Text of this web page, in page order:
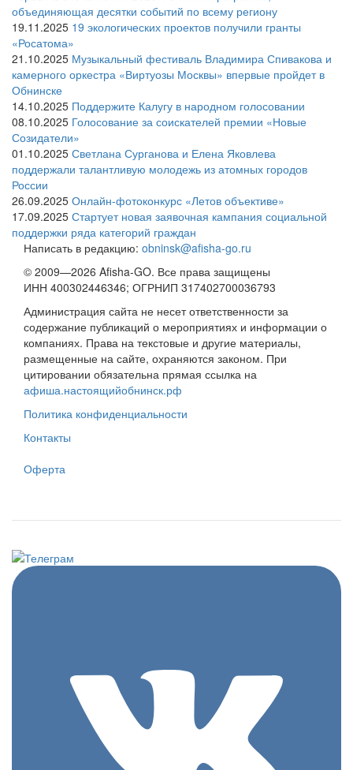
объединяющая десятки событий по всему региону
19.11.2025 19 экологических проектов получили гранты
«Росатома»
21.10.2025 Музыкальный фестиваль Владимира Спивакова и
камерного оркестра «Виртуозы Москвы» впервые пройдет в
Обнинске
14.10.2025 Поддержите Калугу в народном голосовании
08.10.2025 Голосование за соискателей премии «Новые
Созидатели»
01.10.2025 Светлана Сурганова и Елена Яковлева
поддержали талантливую молодежь из атомных городов
России
26.09.2025 Онлайн-фотоконкурс «Летов объективе»
17.09.2025 Стартует новая заявочная кампания социальной
поддержки ряда категорий граждан
Написать в редакцию: obninsk@afisha-go.ru
© 2009—2026 Afisha-GO. Все права защищены
ИНН 400302446346; ОГРНИП 317402700036793
Администрация сайта не несет ответственности за
содержание публикаций о мероприятиях и информации о
компаниях. Права на текстовые и другие материалы,
размещенные на сайте, охраняются законом. При
цитировании обязательна прямая ссылка на
афиша.настоящийобнинск.рф
Политика конфиденциальности
Контакты
Оферта